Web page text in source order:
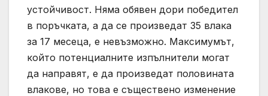
устойчивост. Няма обявен дори победител
в поръчката, а да се произведат 35 влака
за 17 месеца, е невъзможно. Максимумът,
който потенциалните изпълнители могат
да направят, е да произведат половината
влакове, но това е съществено изменение